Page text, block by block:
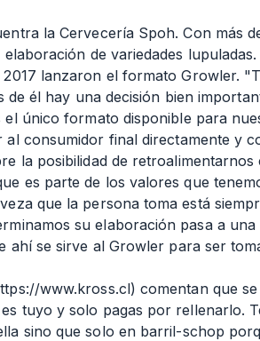
la Cervecería Spoh. Con más
de variedades
lanzaron el formato Growler.
él hay una decisión bien
el único formato disponible para
al consumidor final directamente y
la posibilidad de
es parte de los valores que
que la persona toma está
su elaboración pasa a
ahí se sirve al Growler para ser
www.kross.cl) comentan que
tuyo y solo pagas por rellenarlo.
sino que solo en barril-schop